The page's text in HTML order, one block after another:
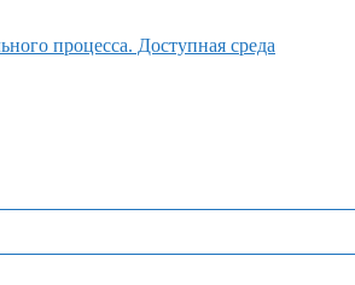
процесса. Доступная среда